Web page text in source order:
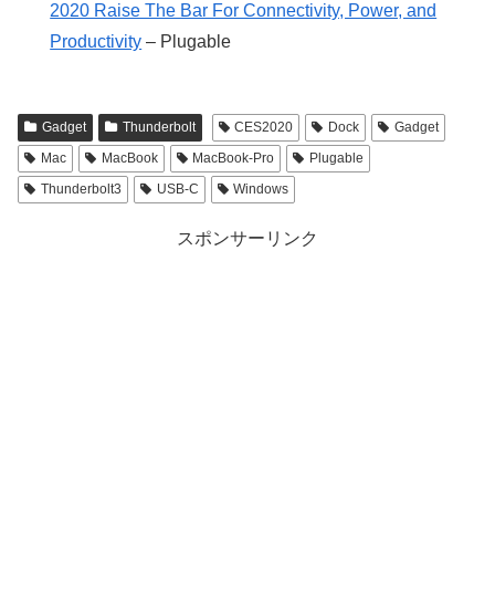
2020 Raise The Bar For Connectivity, Power, and
Productivity – Plugable
Gadget Thunderbolt CES2020 Dock
Gadget
Mac
MacBook MacBook-Pro
Plugable
Thunderbolt3
USB-C Windows
スポンサーリンク